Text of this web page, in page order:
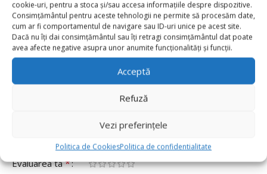
cookie-uri, pentru a stoca și/sau accesa informațiile despre dispozitive.
Consimțământul pentru aceste tehnologii ne permite să procesăm date,
cum ar fi comportamentul de navigare sau ID-uri unice pe acest site.
Dacă nu îți dai consimțământul sau îți retragi consimțământul dat poate
avea afecte negative asupra unor anumite funcționalități și funcții.
Acceptă
Refuză
Vezi preferințele
Politica de CookiesPolitica de confidentialitate
0
0
0
Fii primul care scrii o recenzie pentru „Farfurii De
Hârtie Tematica Baschet, 23 cm, Set De 10 Bucăți”
Adresa ta de email nu va fi publicată. Câmpurile obligatorii
Evaluarea ta*